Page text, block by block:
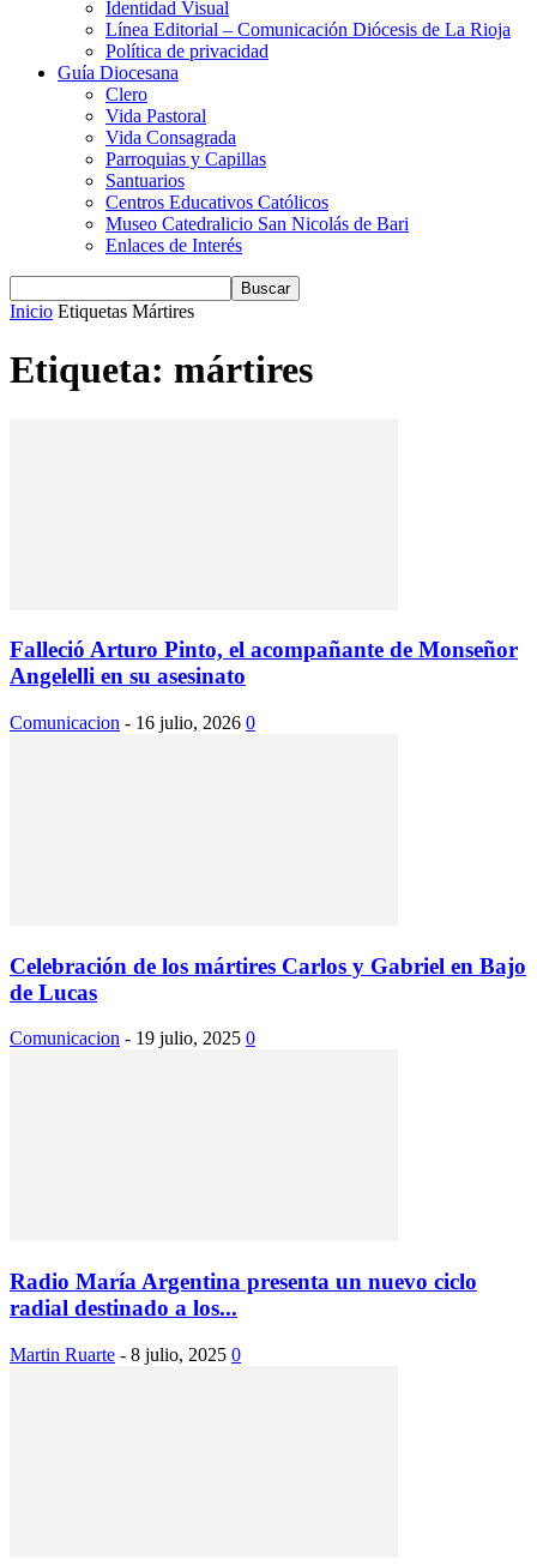
Identidad Visual
Línea Editorial – Comunicación Diócesis de La Rioja
Política de privacidad
Guía Diocesana
Clero
Vida Pastoral
Vida Consagrada
Parroquias y Capillas
Santuarios
Centros Educativos Católicos
Museo Catedralicio San Nicolás de Bari
Enlaces de Interés
Inicio Etiquetas Mártires
Etiqueta: mártires
Falleció Arturo Pinto, el acompañante de Monseñor
Angelelli en su asesinato
Comunicacion - 16 julio, 2026 0
Celebración de los mártires Carlos y Gabriel en Bajo
de Lucas
Comunicacion - 19 julio, 2025 0
Radio María Argentina presenta un nuevo ciclo
radial destinado a los...
Martin Ruarte - 8 julio, 2025 0